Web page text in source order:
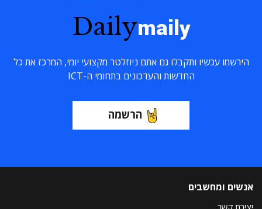
Dailymaily
הירשמו עכשיו ותקבלו גם אתם ניוזלטר מקצועי יומי, המרכז את כל
החדשות והעדכונים בתחומי ה-ICT
הרשמה
אנשים ומחשבים